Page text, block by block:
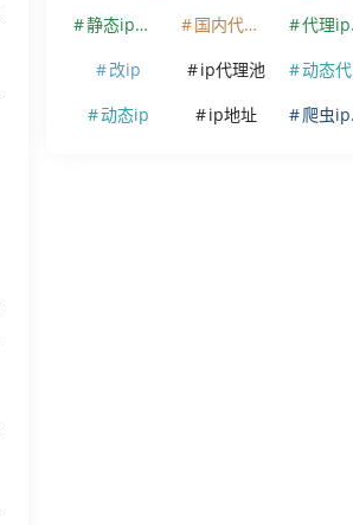
静态ip代理
国内代理ip
代理ip软件
改ip
ip代理池
动态代理ip
动态ip
ip地址 爬虫ip代理